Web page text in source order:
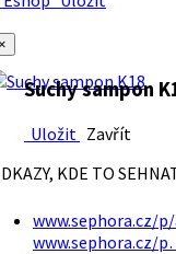
Suchy sampon
Uložit Zavřít
KDE TO
www.sephora.cz/
www.sephora.cz/